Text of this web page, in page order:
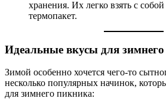
хранения. Их легко взять с
термопакет.
Идеальные вкусы для зимнего
Зимой особенно хочется чего-то
несколько популярных начинок,
для зимнего пикника: